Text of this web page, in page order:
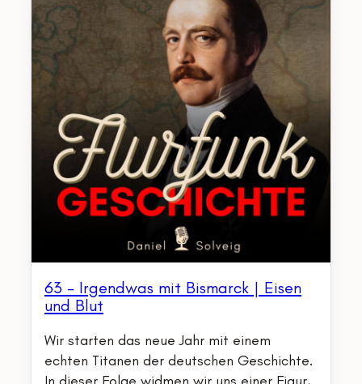
63 – Irgendwas mit Bismarck | Eisen
und Blut
Wir starten das neue Jahr mit einem
echten Titanen der deutschen Geschichte.